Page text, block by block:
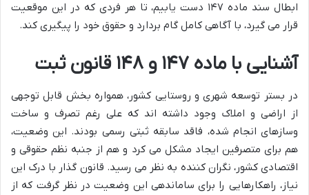
ابطال سند ماده ۱۴۷ دست یابیم، تا هر فردی که در این موقعیت
قرار می گیرد، با آگاهی کامل گام بردارد و حقوق خود را پیگیری کند.
آشنایی با ماده ۱۴۷ و ۱۴۸ قانون ثبت
در بستر توسعه شهری و روستایی کشور، همواره بخش قابل توجهی
از اراضی و املاک وجود داشته اند که علی رغم تصرف و ساخت
وسازهای انجام شده، فاقد سابقه ثبتی رسمی بودند. این وضعیت،
هم برای متصرفین ایجاد مشکل می کرد و هم از جنبه نظم حقوقی و
اقتصادی کشور، نگران کننده به نظر می رسید. قانون گذار با درک این
نیاز، راهکارهایی را برای ساماندهی این وضعیت در نظر گرفت که از